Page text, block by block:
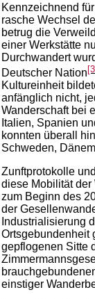
Kennzeichnend
rasche Wechsel
betrug die
einer Werkstätte
Durchwandert
Deutscher Nation
Kultureinheit
anfänglich nicht,
Wanderschaft bei
Italien, Spanien
konnten überall
Schweden,
Zunftprotokolle
diese Mobilität der
zum Beginn des
der
Industrialisierung
Ortsgebundenheit
gepflogenen Sitte
einstiger